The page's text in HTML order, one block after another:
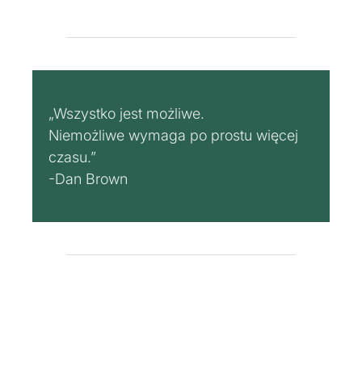
„Wszystko jest możliwe.
Niemożliwe wymaga po prostu więcej
czasu.”
-Dan Brown